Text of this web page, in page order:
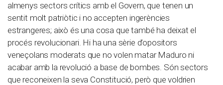
almenys sectors crítics amb el Govern, que tenen un
sentit molt patriòtic i no accepten ingerències
estrangeres; això és una cosa que també ha deixat el
procés revolucionari. Hi ha una sèrie d’opositors
veneçolans moderats que no volen matar Maduro ni
acabar amb la revolució a base de bombes. Són sectors
que reconeixen la seva Constitució, però que voldrien